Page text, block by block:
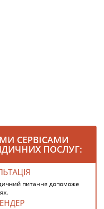
СЕРВІСАМИ
ПОСЛУГ:
питання допоможе